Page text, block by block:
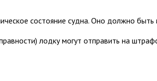
состояние судна. Оно должно быть
лодку могут отправить на